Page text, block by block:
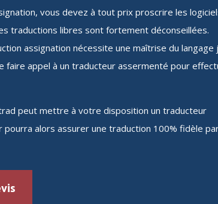
mariage (que j'avais mélangés
par inadvertance avec une
photocopie). La traduction qui
d'excellente qualité, en
qui avait été faite dans la
commune où l'acte avait été
vous devez à tout prix proscrire les
traductions libres sont fortement déconseillées.
assignation nécessite une maîtrise du langage
faire appel à un traducteur assermenté pour
peut mettre à votre disposition un traducteur
pourra alors assurer une traduction 100% fidèle